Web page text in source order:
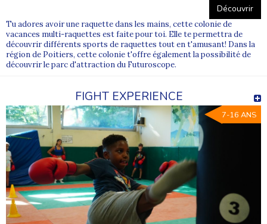
Découvrir
Tu adores avoir une raquette dans les mains, cette colonie de
vacances multi-raquettes est faite pour toi. Elle te permettra de
découvrir différents sports de raquettes tout en t'amusant! Dans la
région de Poitiers, cette colonie t'offre également la possibilité de
découvrir le parc d'attraction du Futuroscope.
FIGHT EXPERIENCE
7-16 ANS